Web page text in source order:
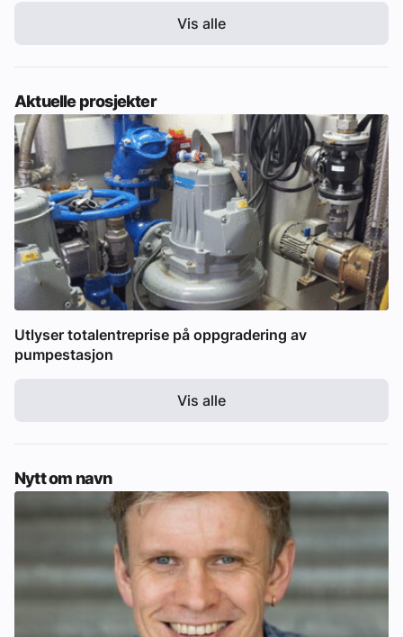
Vis alle
Aktuelle prosjekter
Utlyser totalentreprise på oppgradering av
pumpestasjon
Vis alle
Nytt om navn